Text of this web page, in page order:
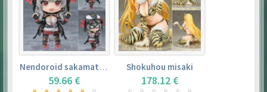
Nendoroid sakamata chloe
59.66 €
Shokuhou misaki
178.12 €